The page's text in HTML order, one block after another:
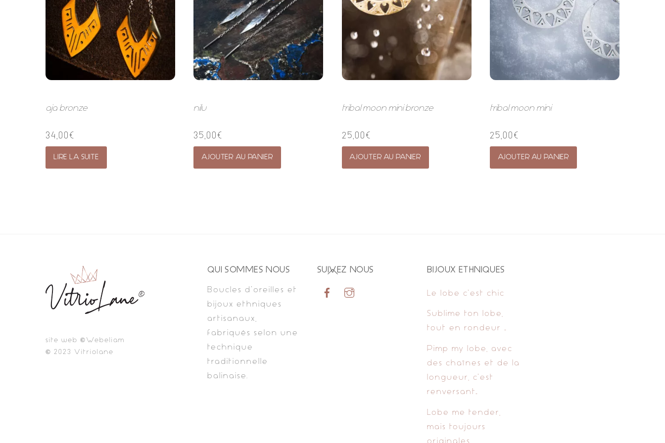
aja bronze
34,00 €
LIRE LA SUITE
nilu
35,00 €
AJOUTER AU PANIER
tribal moon mini bronze
25,00 €
AJOUTER AU PANIER
tribal moon mini
25,00 €
AJOUTER AU PANIER
Back
Top
site web ©Webeliam
© 2023 Vitriolane
QUI SOMMES NOUS
Boucles d’oreilles et
bijoux ethniques
artisanaux,
fabriqués selon une
technique
traditionnelle
balinaise.
SUIVEZ NOUS BIJOUX ETHNIQUES
Le lobe c’est chic
Sublime ton lobe,
tout en rondeur …
Pimp my lobe, avec
des chaînes et de la
longueur, c’est
renversant…
Lobe me tender,
mais toujours
originales..